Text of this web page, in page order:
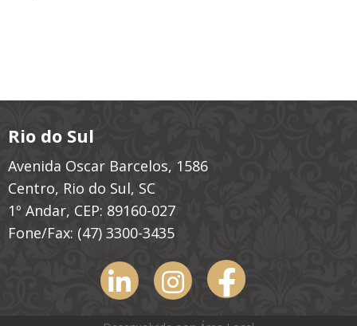
Rio do Sul
Avenida Oscar Barcelos, 1586
Centro, Rio do Sul, SC
1º Andar, CEP: 89160-027
Fone/Fax: (47) 3300-3435